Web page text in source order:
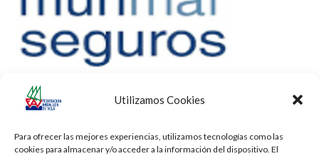
Utilizamos Cookies
Para ofrecer las mejores experiencias, utilizamos tecnologías como las
cookies para almacenar y/o acceder a la información del dispositivo. El